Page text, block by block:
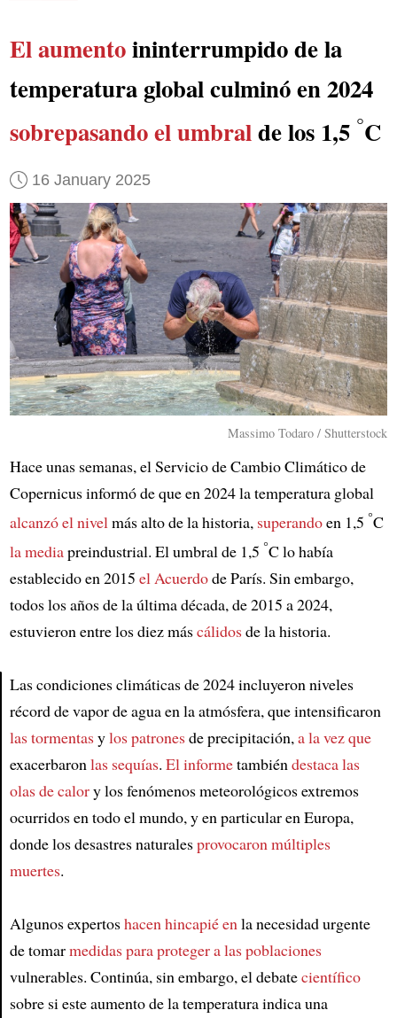
El aumentoininterrumpido de la
temperatura global culminó en 2024
sobrepasando el umbralde los 1,5 °C
16 January 2025
Massimo Todaro / Shutterstock
Hace unas semanas, el Servicio de Cambio Climático de
Copernicus informó de que en 2024 la temperatura global
alcanzóel nivelmás alto de la historia, superandoen 1,5 °C
la mediapreindustrial. El umbral de 1,5 °C lo había
establecido en 2015 el Acuerdode París. Sin embargo,
todos los años de la última década, de 2015 a 2024,
estuvieron entre los diez máscálidosde la historia.
Las condiciones climáticas de 2024 incluyeron niveles
récord de vapor de agua en la atmósfera, que intensificaron
las tormentasylos patronesde precipitación,a la vez que
exacerbaronlas sequías. El informetambiéndestacalas
olas de calory los fenómenos meteorológicos extremos
ocurridos en todo el mundo, y en particular en Europa,
donde los desastres naturalesprovocaron múltiples
muertes.
Algunos expertoshacen hincapié enla necesidad urgente
de tomarmedidas para proteger alas poblaciones
vulnerables. Continúa, sin embargo, el debatecientífico
sobre si este aumento de la temperatura indica una